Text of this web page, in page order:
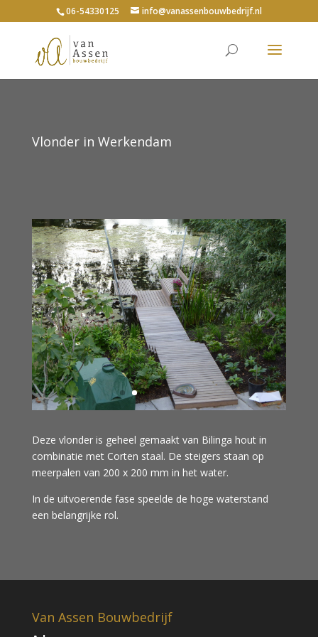
06-54330125 info@vanassenbouwbedrijf.nl
Vlonder in Werkendam
Deze vlonder is geheel gemaakt van Bilinga hout in
combinatie met Corten staal. De steigers staan op
meerpalen van 200 x 200 mm in het water.
In de uitvoerende fase speelde de hoge waterstand
een belangrijke rol.
Van Assen Bouwbedrijf